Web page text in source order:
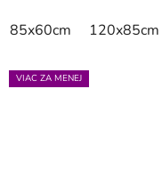
85x60cm 120x85cm
VIAC ZA MENEJ